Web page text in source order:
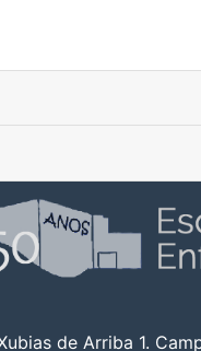
de Arriba 1.